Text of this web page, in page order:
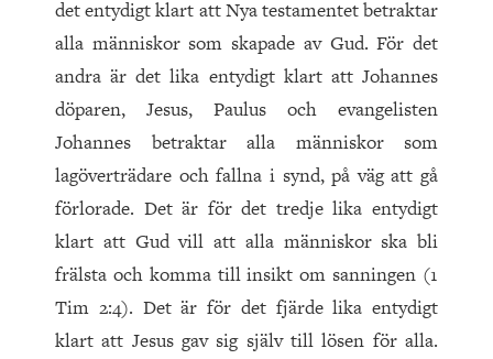
det entydigt klart att Nya testamentet betraktar
alla människor som skapade av Gud. För det
andra är det lika entydigt klart att Johannes
döparen, Jesus, Paulus och evangelisten
Johannes betraktar alla människor som
lagöverträdare och fallna i synd, på väg att gå
förlorade. Det är för det tredje lika entydigt
klart att Gud vill att alla människor ska bli
frälsta och komma till insikt om sanningen (1
Tim 2:4). Det är för det fjärde lika entydigt
klart att Jesus gav sig själv till lösen för alla.